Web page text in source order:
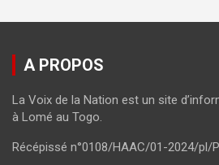
A PROPOS
La Voix de la Nation est un site
à Lomé au Togo.
Récépissé n°0108/HAAC/01-2024/pl/P